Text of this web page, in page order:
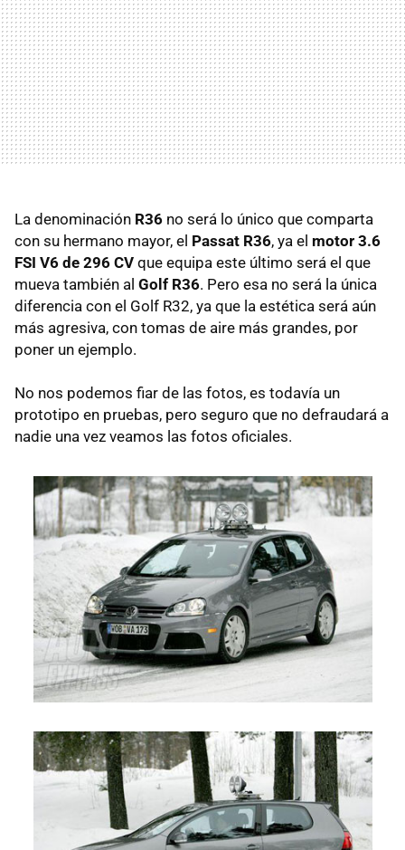
La denominación R36 no será lo único que comparta
con su hermano mayor, el Passat R36, ya el motor 3.6
FSI V6 de 296 CV que equipa este último será el que
mueva también al Golf R36. Pero esa no será la única
diferencia con el Golf R32, ya que la estética será aún
más agresiva, con tomas de aire más grandes, por
poner un ejemplo.
No nos podemos fiar de las fotos, es todavía un
prototipo en pruebas, pero seguro que no defraudará a
nadie una vez veamos las fotos oficiales.